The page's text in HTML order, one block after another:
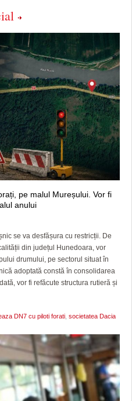
pe malul Mureșului. Vor fi
anului
se va desfășura cu restricții. De
din județul Hunedoara, vor
drumului, pe sectorul situat în
adoptată constă în consolidarea
vor fi refăcute structura rutieră și
DN7 cu piloti forati societatea Dacia